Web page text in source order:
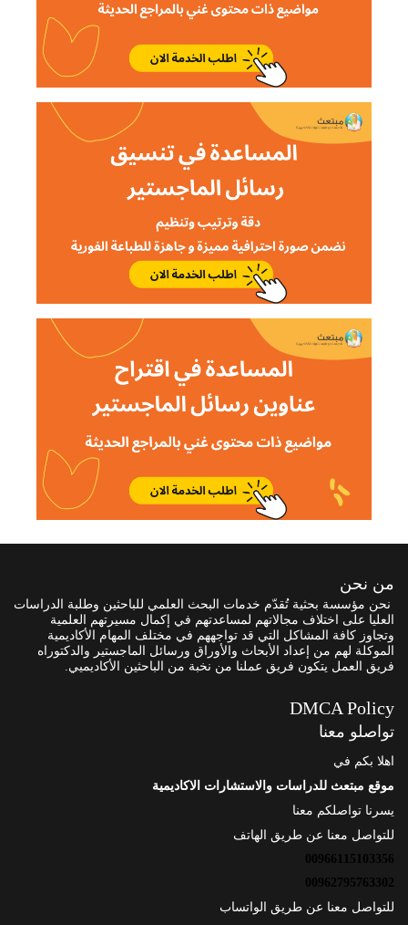
من نحن
نحن مؤسسة بحثية تُقدّم خدمات البحث العلمي للباحثين وطلبة الدراسات
العليا على اختلاف مجالاتهم لمساعدتهم في إكمال مسيرتهم العلمية
وتجاوز كافة المشاكل التي قد تواجههم في مختلف المهام الأكاديمية
الموكلة لهم من إعداد الأبحاث والأوراق ورسائل الماجستير والدكتوراه
فريق العمل يتكون فريق عملنا من نخبة من الباحثين الأكاديميي.
DMCA Policy
تواصلو معنا
اهلا بكم في
موقع مبتعث للدراسات والاستشارات الاكاديمية
يسرنا تواصلكم معنا
للتواصل معنا عن طريق الهاتف
00966115103356
00962795763302
للتواصل معنا عن طريق الواتساب